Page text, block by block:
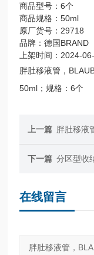
商品型号：6个
商品规格：50ml
原厂货号：29718
品牌：德国BRAND
上架时间：2024-
胖肚移液管，
50ml；规格：6个
上一篇 胖肚移液管
下一篇 分区型收
在线留言